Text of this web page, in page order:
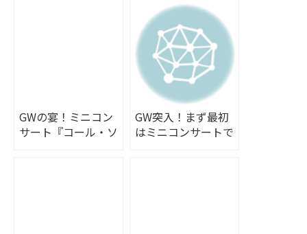
GWの宴！ミニコン
サート『コール・ソ
GW突入！まず最初
はミニコンサートで